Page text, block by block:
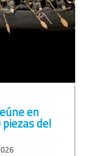
en
del